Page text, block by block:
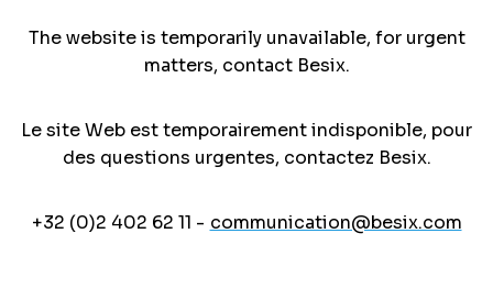
The website is temporarily unavailable, for urgent
matters, contact Besix.
Le site Web est temporairement indisponible, pour
des questions urgentes, contactez Besix.
+32 (0)2 402 62 11 - communication@besix.com